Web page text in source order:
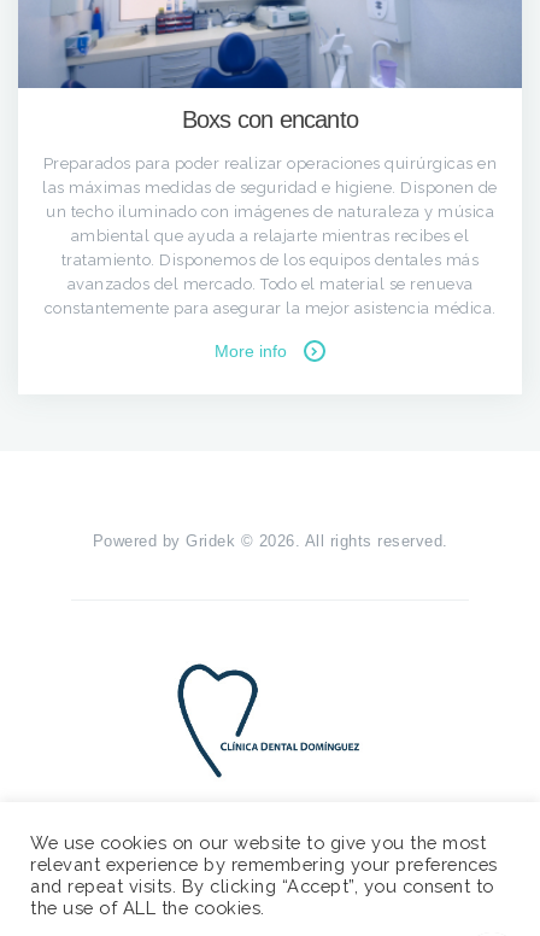
Boxs con encanto
Preparados para poder realizar operaciones quirúrgicas en
las máximas medidas de seguridad e higiene. Disponen de
un techo iluminado con imágenes de naturaleza y música
ambiental que ayuda a relajarte mientras recibes el
tratamiento. Disponemos de los equipos dentales más
avanzados del mercado. Todo el material se renueva
constantemente para asegurar la mejor asistencia médica.
More info
Powered by Gridek © 2026. All rights reserved.
We use cookies on our website to give you the most
relevant experience by remembering your preferences
and repeat visits. By clicking “Accept”, you consent to
the use of ALL the cookies.